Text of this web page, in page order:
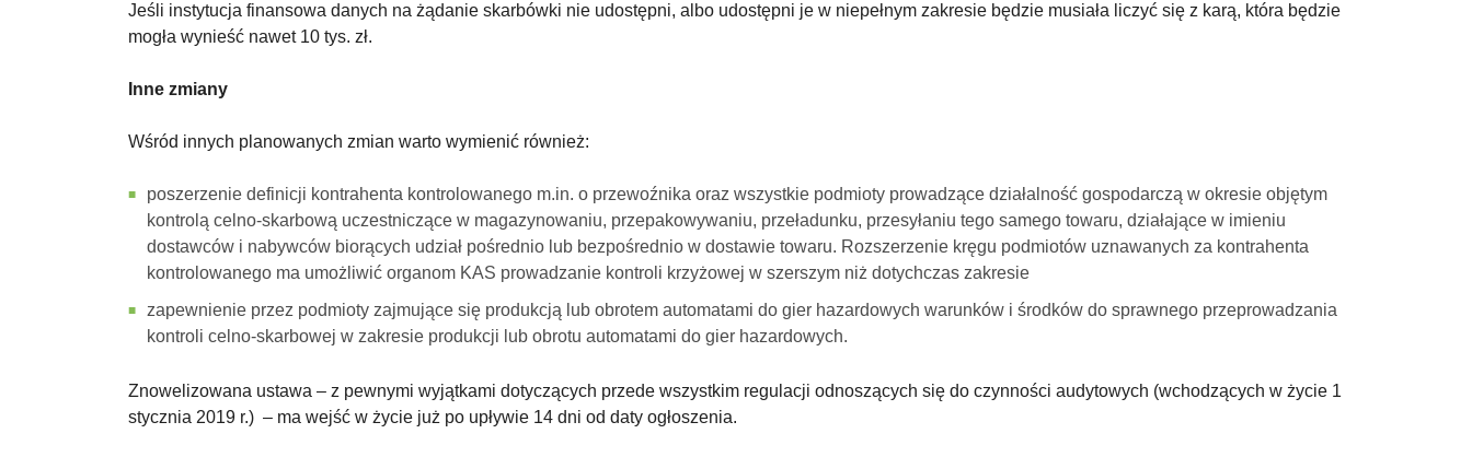
Jeśli instytucja finansowa danych na żądanie skarbówki nie udostępni, albo udostępni je w niepełnym zakresie będzie musiała liczyć się z karą, która będzie
mogła wynieść nawet 10 tys. zł.
Inne zmiany
Wśród innych planowanych zmian warto wymienić również:
poszerzenie definicji kontrahenta kontrolowanego m.in. o przewoźnika oraz wszystkie podmioty prowadzące działalność gospodarczą w okresie objętym
kontrolą celno-skarbową uczestniczące w magazynowaniu, przepakowywaniu, przeładunku, przesyłaniu tego samego towaru, działające w imieniu
dostawców i nabywców biorących udział pośrednio lub bezpośrednio w dostawie towaru. Rozszerzenie kręgu podmiotów uznawanych za kontrahenta
kontrolowanego ma umożliwić organom KAS prowadzanie kontroli krzyżowej w szerszym niż dotychczas zakresie
zapewnienie przez podmioty zajmujące się produkcją lub obrotem automatami do gier hazardowych warunków i środków do sprawnego przeprowadzania
kontroli celno-skarbowej w zakresie produkcji lub obrotu automatami do gier hazardowych.
Znowelizowana ustawa – z pewnymi wyjątkami dotyczących przede wszystkim regulacji odnoszących się do czynności audytowych (wchodzących w życie 1
stycznia 2019 r.) – ma wejść w życie już po upływie 14 dni od daty ogłoszenia.